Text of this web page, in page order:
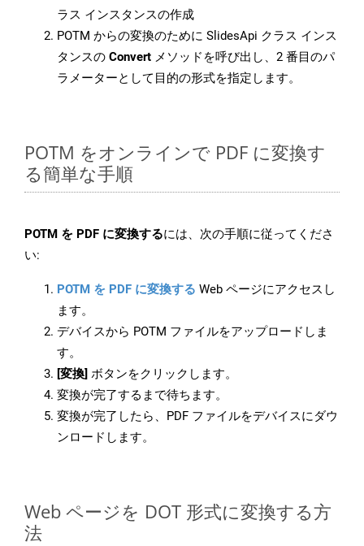
ラス インスタンスの作成
POTM からの変換のために SlidesApi クラス インス
タンスの Convert メソッドを呼び出し、2 番目のパ
ラメーターとして目的の形式を指定します。
POTM をオンラインで PDF に変換す
る簡単な手順
POTM を PDF に変換するには、次の手順に従ってくださ
い:
POTM を PDF に変換する Web ページにアクセスし
ます。
デバイスから POTM ファイルをアップロードしま
す。
[変換] ボタンをクリックします。
変換が完了するまで待ちます。
変換が完了したら、PDF ファイルをデバイスにダウ
ンロードします。
Web ページを DOT 形式に変換する方
法